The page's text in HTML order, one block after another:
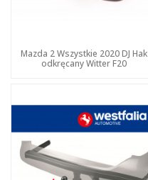
Mazda 2 Wszystkie 2020 DJ Hak
odkręcany Witter F20